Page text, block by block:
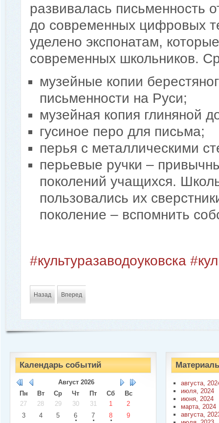
развивалась письменность
до современных цифровых
уделено экспонатам,
современных школьников.
музейные копии
письменности на Руси;
музейная копия глиняной
гусиное перо для письма;
перья с металлическими
перьевые ручки –
поколений учащихся.
пользовались их
поколение – вспомнить
#культуразаводоуковска
Назад Вперед
Календарь событий
Август 2026
Пн
Вт Ср Чт Пт Сб
Вс
27
28 29 30 31 1
2
3
4 5 6 7 8 9
августа,
июля, 2024
июня, 2024
марта, 2024
августа,